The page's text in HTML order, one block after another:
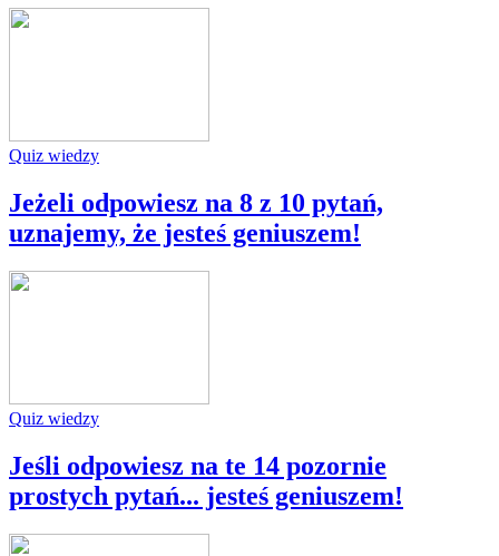
Quiz wiedzy
Jeżeli odpowiesz na 8 z 10 pytań,
uznajemy, że jesteś geniuszem!
Quiz wiedzy
Jeśli odpowiesz na te 14 pozornie
prostych pytań... jesteś geniuszem!